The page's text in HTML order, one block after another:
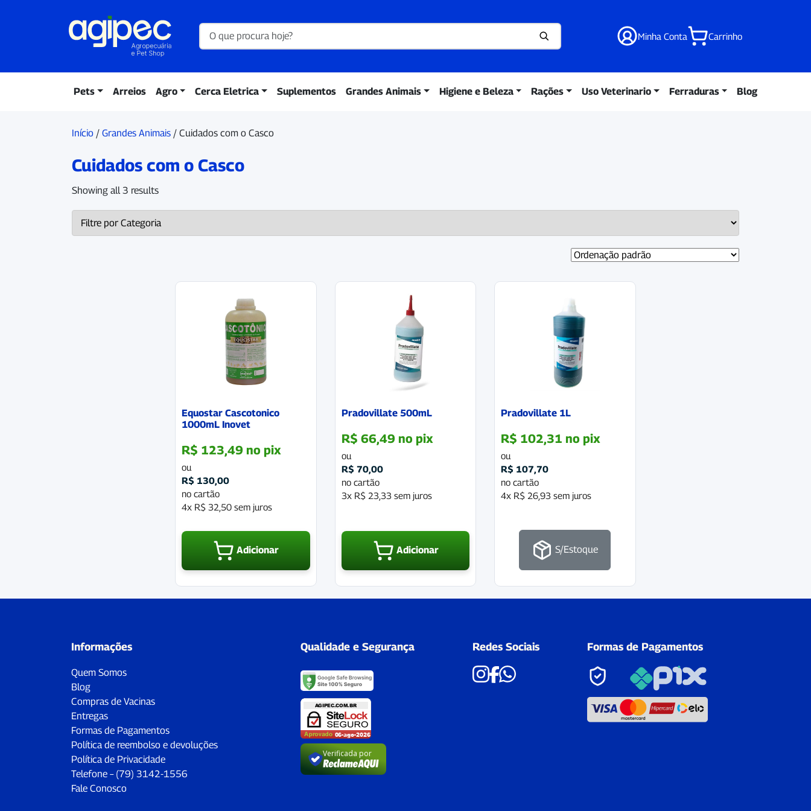
Minha Conta Carrinho
Pets Arreios Agro Cerca Eletrica Suplementos Grandes Animais Higiene e Beleza Rações Uso Veterinario Ferraduras Blog
Início / Grandes Animais / Cuidados com o Casco
Cuidados com o Casco
Showing all 3 results
Equostar Cascotonico
1000mL Inovet
R$ 123,49 no pix
ou
R$ 130,00
no cartão
4x R$ 32,50 sem juros
Adicionar
Pradovillate 500mL
R$ 66,49 no pix
ou
R$ 70,00
no cartão
3x R$23,33sem juros
Adicionar
Pradovillate 1L
R$ 102,31 no pix
ou
R$ 107,70
no cartão
4x R$ 26,93 sem juros
S/Estoque
Informações
Quem Somos
Blog
Compras de Vacinas
Entregas
Formas de Pagamentos
Política de reembolso e devoluções
Política de Privacidade
Telefone – (79) 3142-1556
Fale Conosco
Qualidade e Segurança
Verificada por
Redes Sociais Formas de Pagamentos